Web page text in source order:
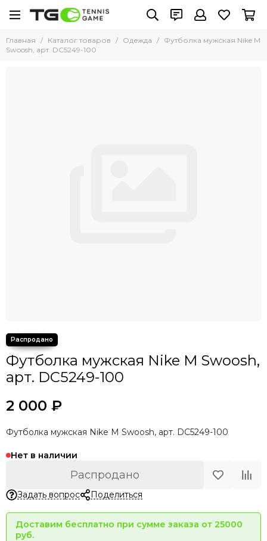
Главная Каталог товаров Одежда
Футболка мужская Nike M
Swoosh, арт. DC5249-100
Футболка мужская Nike M Swoosh,
арт. DC5249-100
2 000 ₽
Футболка мужская Nike M Swoosh, арт. DC5249-100
Нет в наличии
Распродано
Задать вопрос Поделиться
Доставим бесплатно при сумме заказа от 25000
руб.